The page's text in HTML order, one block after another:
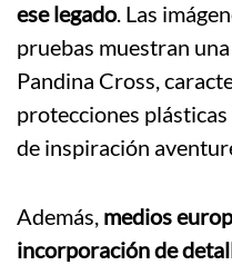
ese legado. Las
pruebas muestran
Pandina Cross,
protecciones
de inspiración
Además, medios
incorporación de